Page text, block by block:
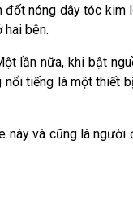
đốt nóng dây tóc kim
bên.
lần nữa, khi bật
nổi tiếng là một thiết
này và cũng là người